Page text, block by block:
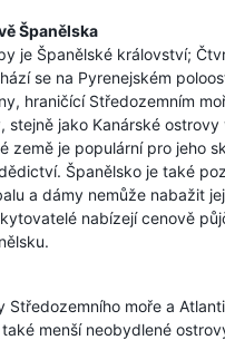
Španělska
je Španělské království;
se na Pyrenejském
hraničící Středozemním
stejně jako Kanárské
země je populární pro jeho
Španělsko je také
a dámy nemůže nabažit
nabízejí cenově
Středozemního moře a
menší neobydlené